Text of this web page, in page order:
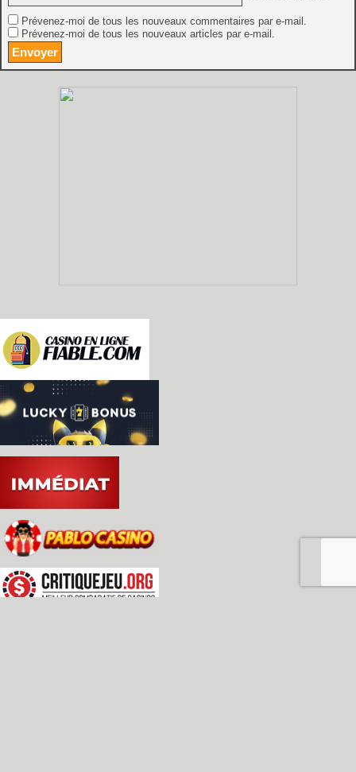
Prévenez-moi de tous les nouveaux commentaires par e-mail.
Prévenez-moi de tous les nouveaux articles par e-mail.